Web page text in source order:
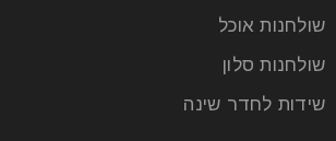
שולחנות אוכל
שולחנות סלון
שידות לחדר שינה